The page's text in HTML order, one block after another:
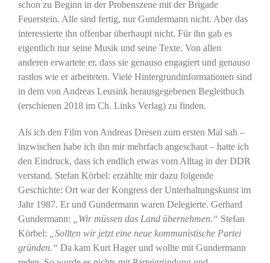
schon zu Beginn in der Probenszene mit der Brigade
Feuerstein. Alle sind fertig, nur Gundermann nicht. Aber das
interessierte ihn offenbar überhaupt nicht. Für ihn gab es
eigentlich nur seine Musik und seine Texte. Von allen
anderen erwartete er, dass sie genauso engagiert und genauso
rastlos wie er arbeiteten. Viele Hintergrundinformationen sind
in dem von Andreas Leusink herausgegebenen Begleitbuch
(erschienen 2018 im Ch. Links Verlag) zu finden.
Als ich den Film von Andreas Dresen zum ersten Mal sah –
inzwischen habe ich ihn mir mehrfach angeschaut – hatte ich
den Eindruck, dass ich endlich etwas vom Alltag in der DDR
verstand. Stefan Körbel: erzählte mir dazu folgende
Geschichte: Ort war der Kongress der Unterhaltungskunst im
Jahr 1987. Er und Gundermann waren Delegierte. Gerhard
Gundermann:
„Wir müssen das Land übernehmen.“ Stefan
Körbel:
„Sollten wir jetzt eine neue kommunistische Partei
gründen.“ Da kam Kurt Hager und wollte mit Gundermann